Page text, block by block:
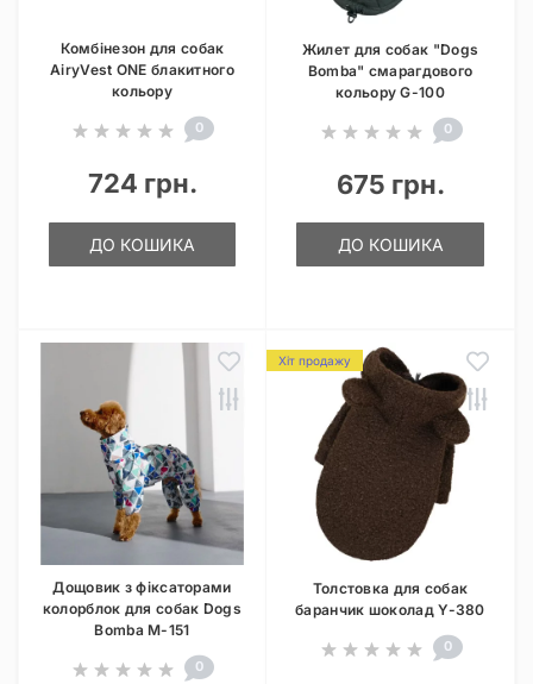
Комбінезон для собак
AiryVest ONE блакитного
кольору
0
724 грн.
ДО КОШИКА
Жилет для собак "Dogs
Bomba" смарагдового
кольору G-100
0
675 грн.
ДО КОШИКА
Дощовик з фіксаторами
колорблок для собак Dogs
Bomba M-151
0
Хіт продажу
Толстовка для собак
баранчик шоколад Y-380
0